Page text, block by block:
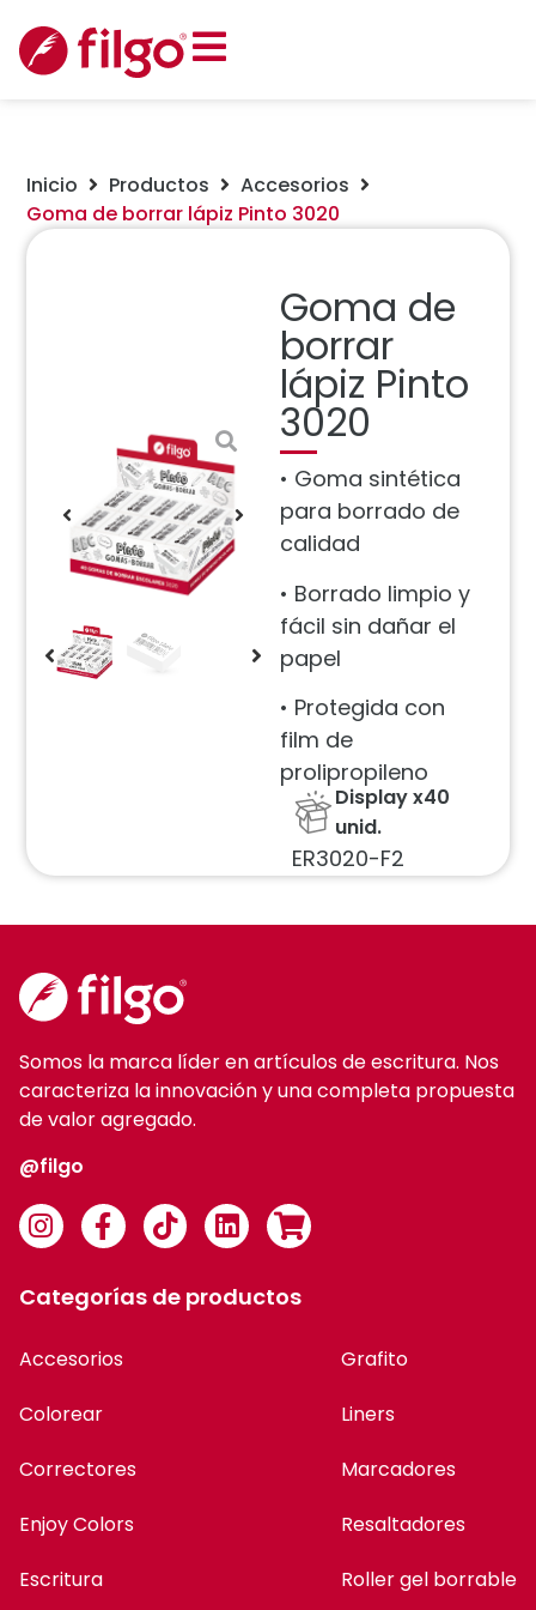
Inicio Productos
Accesorios
Goma de borrar lápiz Pinto 3020
Goma de
borrar
lápiz Pinto
3020
• Goma sintética
para borrado de
calidad
• Borrado limpio y
fácil sin dañar el
papel
• Protegida con
film de
prolipropileno
Display x40
unid.
ER3020-F2
Somos la marca líder en artículos de escritura. Nos
caracteriza la innovación y una completa propuesta
de valor agregado.
@filgo
Categorías de productos
Accesorios
Colorear
Correctores
Enjoy Colors
Escritura
Grafito
Liners
Marcadores
Resaltadores
Roller gel borrable